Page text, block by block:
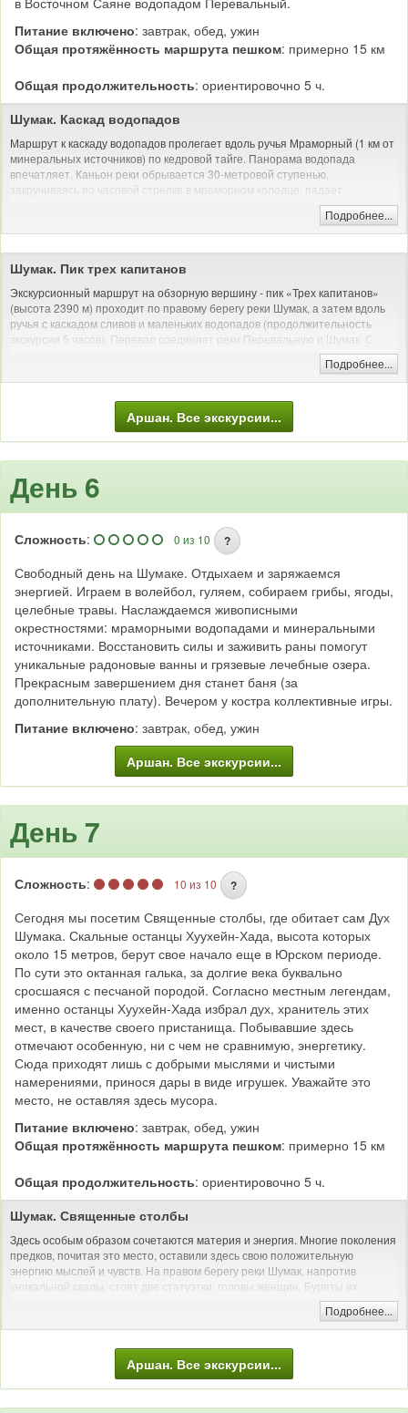
Питание включено: завтрак, обед, ужин
Общая протяжённость маршрута пешком: примерно 15 км
Общая продолжительность: ориентировочно 5 ч.
Шумак. Каскад водопадов
Маршрут к каскаду водопадов пролегает вдоль ручья Мраморный (1 км от
минеральных источников) по кедровой тайге. Панорама водопада
впечатляет. Каньон pеки обрывается 30-метpовой ступенью,
закручиваясь по часовой стрелке в мраморном колодце, падает,
расходясь веером в мощный водный поток. Благодаря работе воды стены
каньона разбежались в стороны, образуя глубокую чашу на дне ущелья.
Этот каскад водопадов по праву считается одним из живописнейших мест
в этой части Восточных Саян.
Трекинг: пеший поход с рюкзаком
Подробнее...
Шумак. Пик трех капитанов
Экскурсионный маршрут на обзорную вершину - пик «Трех капитанов»
(высота 2390 м) проходит по правому берегу реки Шумак, а затем вдоль
ручья с каскадом сливов и маленьких водопадов (продолжительность
экскурсии 5 часов). Перевал соединяет реки Перевальную и Шумак. С
перевала открывается красивый вид на вершины Тункинских гольцов.
Трекинг: пеший поход с рюкзаком
Подробнее...
Аршан. Все экскурсии...
День 6
Сложность: 0 из 10 ?
Свободный день на Шумаке. Отдыхаем и заряжаемся
энергией. Играем в волейбол, гуляем, собираем грибы, ягоды,
целебные травы. Наслаждаемся живописными
окрестностями: мраморными водопадами и минеральными
источниками. Восстановить силы и заживить раны помогут
уникальные радоновые ванны и грязевые лечебные озера.
Прекрасным завершением дня станет баня (за
дополнительную плату). Вечером у костра коллективные игры.
Питание включено: завтрак, обед, ужин
Аршан. Все экскурсии...
День 7
Сложность: 10 из 10 ?
Сегодня мы посетим Священные столбы, где обитает сам Дух
Шумака. Скальные останцы Хуухейн-Хада, высота которых
около 15 метров, берут свое начало еще в Юрском периоде.
По сути это октанная галька, за долгие века буквально
сросшаяся с песчаной породой. Согласно местным легендам,
именно останцы Хуухейн-Хада избрал дух, хранитель этих
мест, в качестве своего пристанища. Побывавшие здесь
отмечают особенную, ни с чем не сравнимую, энергетику.
Сюда приходят лишь с добрыми мыслями и чистыми
намерениями, принося дары в виде игрушек. Уважайте это
место, не оставляя здесь мусора.
Питание включено: завтрак, обед, ужин
Общая протяжённость маршрута пешком: примерно 15 км
Общая продолжительность: ориентировочно 5 ч.
Шумак. Священные столбы
Здесь особым образом сочетаются материя и энергия. Многие поколения
предков, почитая это место, оставили здесь свою положительную
энергию мыслей и чувств. На правом берегу реки Шумак, напротив
уникальной скалы, стоят две статуэтки: головы женщин. Буряты их
называют «божками». «Божки» увешаны простыми, серебряными и
Подробнее...
Аршан. Все экскурсии...